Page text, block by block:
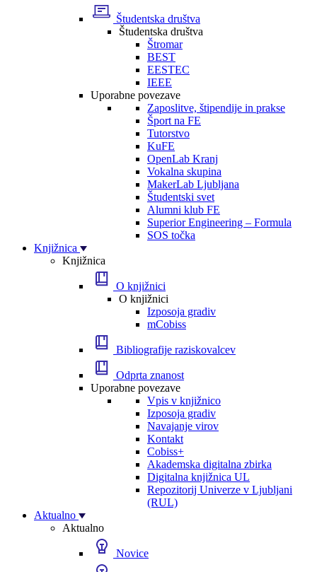
Študentska društva
Študentska društva
Štromar
BEST
EESTEC
IEEE
Uporabne povezave
Zaposlitve, štipendije in prakse
Šport na FE
Tutorstvo
KuFE
OpenLab Kranj
Vokalna skupina
MakerLab Ljubljana
Študentski svet
Alumni klub FE
Superior Engineering – Formula
SOS točka
Knjižnica
Knjižnica
O knjižnici
O knjižnici
Izposoja gradiv
mCobiss
Bibliografije raziskovalcev
Odprta znanost
Uporabne povezave
Vpis v knjižnico
Izposoja gradiv
Navajanje virov
Kontakt
Cobiss+
Akademska digitalna zbirka
Digitalna knjižnica UL
Repozitorij Univerze v Ljubljani
(RUL)
Aktualno
Aktualno
Novice